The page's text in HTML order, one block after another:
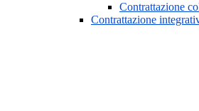
Contrattazione
Contrattazione